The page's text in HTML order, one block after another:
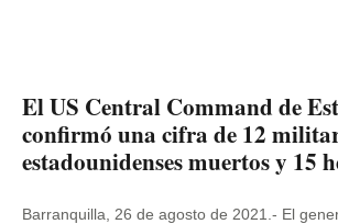
El US Central Command de
confirmó una cifra de 12
estadounidenses muertos y 15
Barranquilla, 26 de agosto de 2021.- El